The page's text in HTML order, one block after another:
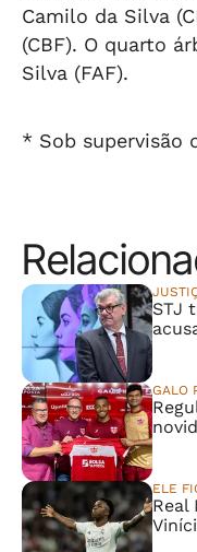
Camilo da Silva
(CBF). O quarto
Silva (FAF).
* Sob supervisão
STJ
GALO
ELE
Real